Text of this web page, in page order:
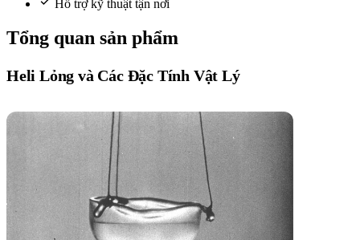
Hỗ trợ kỹ thuật tận nơi
Tổng quan sản phẩm
Heli Lỏng và Các Đặc Tính Vật Lý